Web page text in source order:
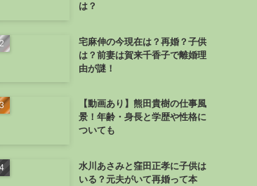
は？
宅麻伸の今現在は？再婚？子供
は？前妻は賀来千香子で離婚理
由が謎！
【動画あり】熊田貴樹の仕事風
景！年齢・身長と学歴や性格に
ついても
水川あさみと窪田正孝に子供は
いる？元夫がいて再婚って本